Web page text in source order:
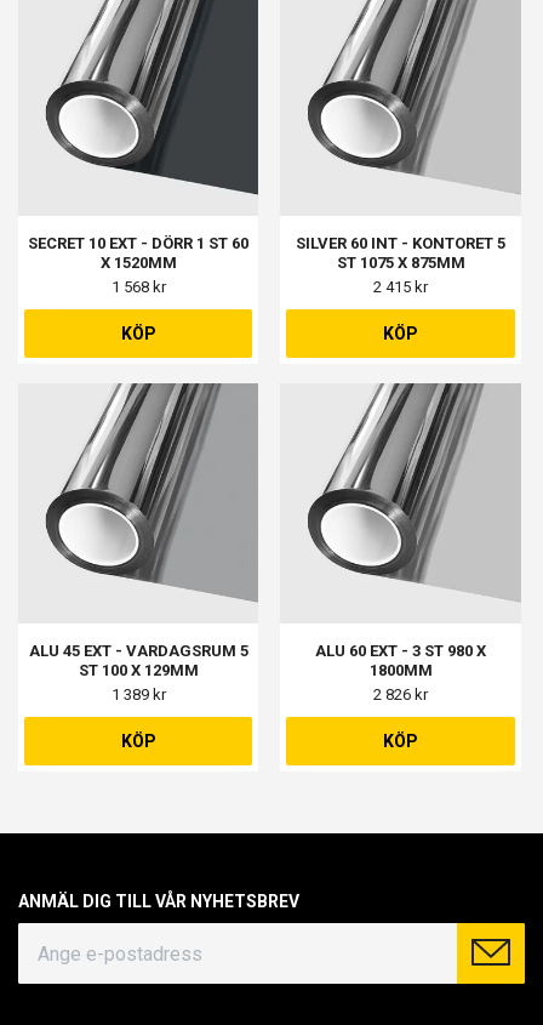
SECRET 10 EXT - DÖRR 1 ST 60
X 1520MM
1 568 kr
KÖP
SILVER 60 INT - KONTORET 5
ST 1075 X 875MM
2 415 kr
KÖP
ALU 45 EXT - VARDAGSRUM 5
ST 100 X 129MM
1 389 kr
KÖP
ALU 60 EXT - 3 ST 980 X
1800MM
2 826 kr
KÖP
ANMÄL DIG TILL VÅR NYHETSBREV